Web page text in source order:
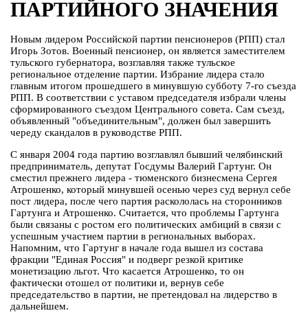
ПАРТИЙНОГО ЗНАЧЕНИЯ
Новым лидером Российской партии пенсионеров (РПП) стал
Игорь Зотов. Военный пенсионер, он является заместителем
тульского губернатора, возглавляя также тульское
региональное отделение партии. Избрание лидера стало
главным итогом прошедшего в минувшую субботу 7-го съезда
РПП. В соответствии с уставом председателя избрали члены
сформированного съездом Центрального совета. Сам съезд,
объявленный "объединительным", должен был завершить
череду скандалов в руководстве РПП.
С января 2004 года партию возглавлял бывший челябинский
предприниматель, депутат Госдумы Валерий Гартунг. Он
сместил прежнего лидера - тюменского бизнесмена Сергея
Атрошенко, который минувшей осенью через суд вернул себе
пост лидера, после чего партия раскололась на сторонников
Гартунга и Атрошенко. Считается, что проблемы Гартунга
были связаны с ростом его политических амбиций в связи с
успешным участием партии в региональных выборах.
Напомним, что Гартунг в начале года вышел из состава
фракции "Единая Россия" и подверг резкой критике
монетизацию льгот. Что касается Атрошенко, то он
фактически отошел от политики и, вернув себе
председательство в партии, не претендовал на лидерство в
дальнейшем.